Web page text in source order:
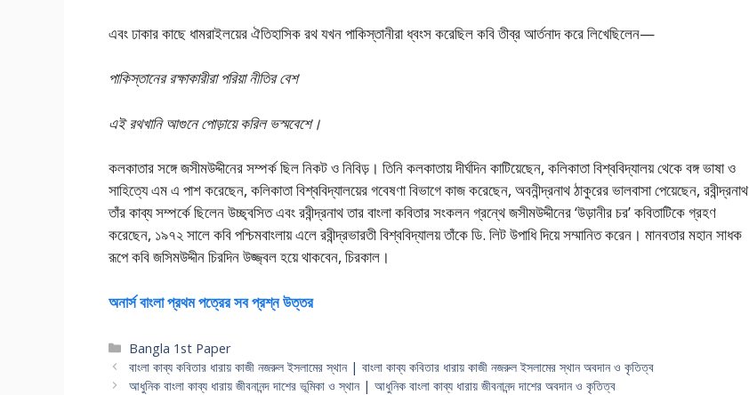
এবং ঢাকার কাছে ধামরাইলয়ের ঐতিহাসিক রথ যখন পাকিস্তানীরা ধ্বংস করেছিল কবি তীব্র আর্তনাদ করে লিখেছিলেন—
পাকিস্তানের রক্ষাকারীরা পরিয়া নীতির বেশ
এই রথখানি আগুনে পোড়ায়ে করিল ভস্মবেশে।
কলকাতার সঙ্গে জসীমউদ্দীনের সম্পর্ক ছিল নিকট ও নিবিড়। তিনি কলকাতায় দীর্ঘদিন কাটিয়েছেন, কলিকাতা বিশ্ববিদ্যালয় থেকে বঙ্গ ভাষা ও
সাহিত্যে এম এ পাশ করেছেন, কলিকাতা বিশ্ববিদ্যালয়ের গবেষণা বিভাগে কাজ করেছেন, অবনীন্দ্রনাথ ঠাকুরের ভালবাসা পেয়েছেন, রবীন্দ্রনাথ
তাঁর কাব্য সম্পর্কে ছিলেন উচ্ছ্বসিত এবং রবীন্দ্রনাথ তার বাংলা কবিতার সংকলন গ্রন্থে জসীমউদ্দীনের ‘উড়ানীর চর’ কবিতাটিকে গ্রহণ
করেছেন, ১৯৭২ সালে কবি পশ্চিমবাংলায় এলে রবীন্দ্রভারতী বিশ্ববিদ্যালয় তাঁকে ডি. লিট উপাধি দিয়ে সম্মানিত করেন। মানবতার মহান সাধক
রূপে কবি জসিমউদ্দীন চিরদিন উজ্জ্বল হয়ে থাকবেন, চিরকাল।
অনার্স বাংলা প্রথম পত্রের সব প্রশ্ন উত্তর
Categories
Bangla 1st Paper
বাংলা কাব্য কবিতার ধারায় কাজী নজরুল ইসলামের স্থান | বাংলা কাব্য কবিতার ধারায় কাজী নজরুল ইসলামের স্থান অবদান ও কৃতিত্ব
আধুনিক বাংলা কাব্য ধারায় জীবনানন্দ দাশের ভূমিকা ও স্থান | আধুনিক বাংলা কাব্য ধারায় জীবনানন্দ দাশের অবদান ও কৃতিত্ব